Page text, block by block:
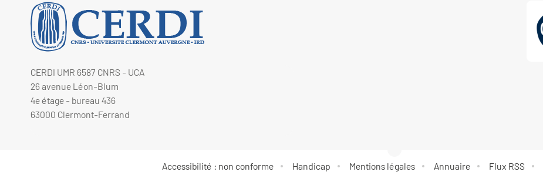
CERDI UMR 6587 CNRS - UCA
26 avenue Léon-Blum
4e étage - bureau 436
63000 Clermont-Ferrand
Accessibilité : non conforme Handicap Mentions légales Annuaire Flux RSS